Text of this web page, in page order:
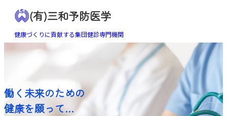
(有)三和予防医学
健康づくりに貢献する集団健診専門機関
働く未来のための
健康を願って…